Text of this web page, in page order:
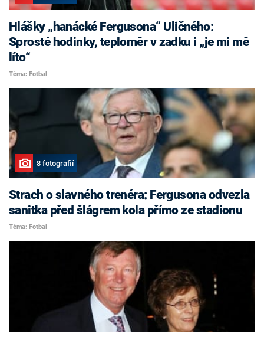
Hlášky „hanácké Fergusona“ Uličného:
Sprosté hodinky, teploměr v zadku i „je mi mě
líto“
Téma: Fotbal
8 fotografií
Strach o slavného trenéra: Fergusona odvezla
sanitka před šlágrem kola přímo ze stadionu
Téma: Fotbal